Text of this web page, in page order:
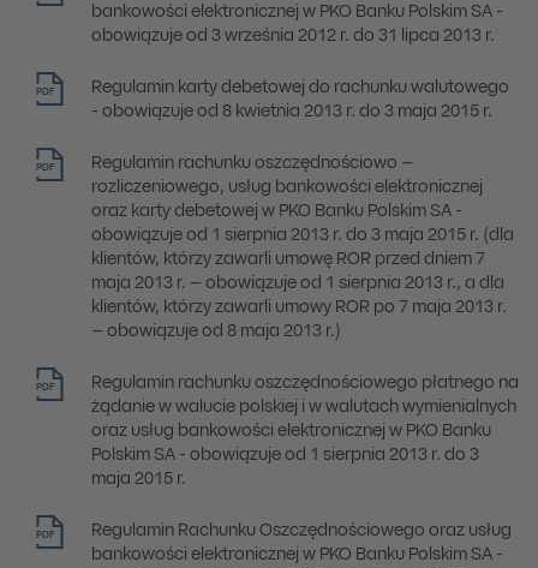
bankowości elektronicznej w PKO Banku Polskim SA -
obowiązuje od 3 września 2012 r. do 31 lipca 2013 r.
PDF
Regulamin karty debetowej do rachunku walutowego
- obowiązuje od 8 kwietnia 2013 r. do 3 maja 2015 r.
PDF
Regulamin rachunku oszczędnościowo –
rozliczeniowego, usług bankowości elektronicznej
oraz karty debetowej w PKO Banku Polskim SA -
obowiązuje od 1 sierpnia 2013 r. do 3 maja 2015 r. (dla
klientów, którzy zawarli umowę ROR przed dniem 7
maja 2013 r. – obowiązuje od 1 sierpnia 2013 r., a dla
klientów, którzy zawarli umowy ROR po 7 maja 2013 r.
– obowiązuje od 8 maja 2013 r.)
PDF
Regulamin rachunku oszczędnościowego płatnego na
żądanie w walucie polskiej i w walutach wymienialnych
oraz usług bankowości elektronicznej w PKO Banku
Polskim SA - obowiązuje od 1 sierpnia 2013 r. do 3
maja 2015 r.
PDF
Regulamin Rachunku Oszczędnościowego oraz usług
bankowości elektronicznej w PKO Banku Polskim SA -